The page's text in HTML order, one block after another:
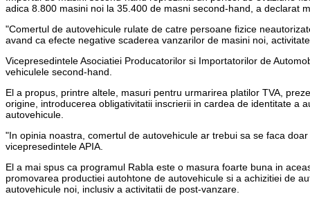
adica 8.800 masini noi la 35.400 de masni second-hand, a declarat
"Comertul de autovehicule rulate de catre persoane fizice
avand ca efecte negative scaderea vanzarilor de masini noi,
Vicepresedintele Asociatiei Producatorilor si Importatorilor de
vehiculele second-hand.
El a propus, printre altele, masuri pentru urmarirea platilor TVA,
origine, introducerea obligativitatii inscrierii in cardea de identitate a
autovehicule.
"In opinia noastra, comertul de autovehicule ar trebui sa se faca
vicepresedintele APIA.
El a mai spus ca programul Rabla este o masura foarte buna in
promovarea productiei autohtone de autovehicule si a achizitiei de
autovehicule noi, inclusiv a activitatii de post-vanzare.